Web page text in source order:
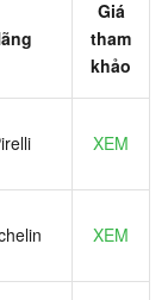
Giá
tham
khảo
XEM
XEM